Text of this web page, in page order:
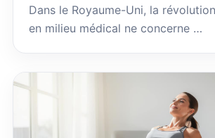
Dans le Royaume-Uni, la
en milieu médical ne concerne …